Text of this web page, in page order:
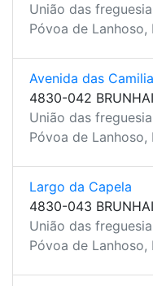
União das
Póvoa de Lanhoso,
Avenida das
4830-042
União das
Póvoa de Lanhoso,
Largo da Capela
4830-043
União das
Póvoa de Lanhoso,